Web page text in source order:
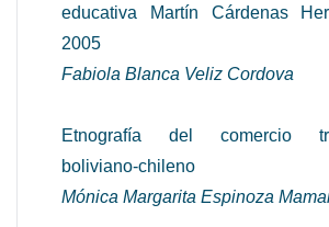
educativa Martín Cárdenas
2005
Fabiola Blanca Veliz Cordova
Etnografía del comercio
boliviano-chileno
Mónica Margarita Espinoza